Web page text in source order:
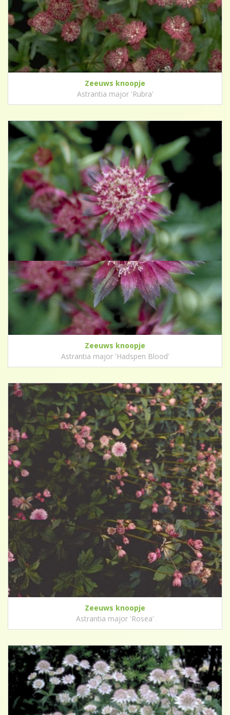
Zeeuws knoopje
Astrantia major 'Rubra'
Zeeuws knoopje
Astrantia major 'Hadspen Blood'
Zeeuws knoopje
Astrantia major 'Rosea'